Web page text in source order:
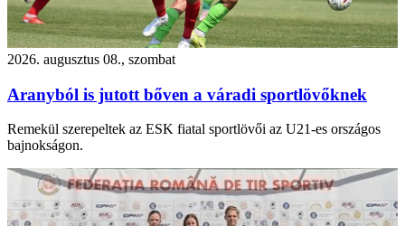
2026. augusztus 08., szombat
Aranyból is jutott bőven a váradi sportlövőknek
Remekül szerepeltek az ESK fiatal sportlövői az U21-es országos
bajnokságon.